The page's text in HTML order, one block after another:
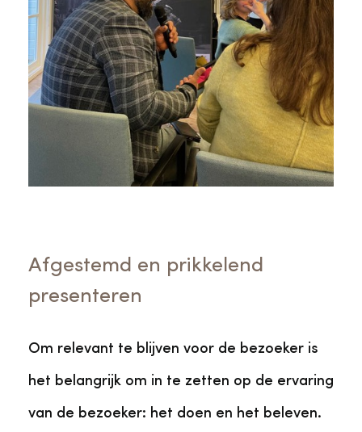
Afgestemd en prikkelend
presenteren
Om relevant te blijven voor de bezoeker is
het belangrijk om in te zetten op de ervaring
van de bezoeker: het doen en het beleven.